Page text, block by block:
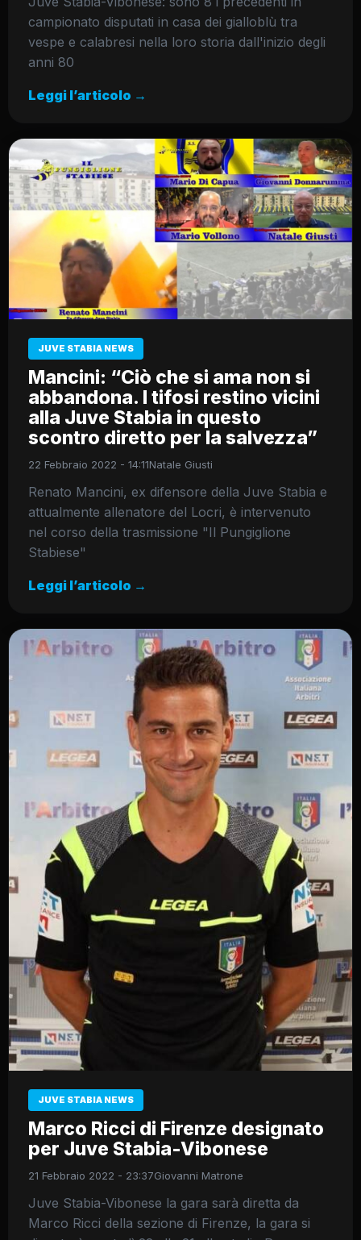
campionato disputati in casa dei gialloblù tra
vespe e calabresi nella loro storia dall'inizio degli
anni 80
Leggi l’articolo →
JUVE STABIA NEWS
Mancini: “Ciò che si ama non si
abbandona. I tifosi restino vicini
alla Juve Stabia in questo
scontro diretto per la salvezza”
22 Febbraio 2022 - 14:11Natale Giusti
Renato Mancini, ex difensore della Juve Stabia e
attualmente allenatore del Locri, è intervenuto
nel corso della trasmissione "Il Pungiglione
Stabiese"
Leggi l’articolo →
JUVE STABIA NEWS
Marco Ricci di Firenze designato
per Juve Stabia-Vibonese
21 Febbraio 2022 - 23:37Giovanni Matrone
Juve Stabia-Vibonese la gara sarà diretta da
Marco Ricci della sezione di Firenze, la gara si